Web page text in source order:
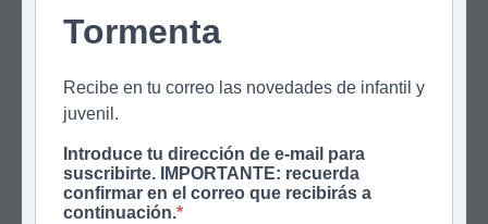
Tormenta
Recibe en tu correo las novedades de infantil y
juvenil.
Introduce tu dirección de e-mail para
suscribirte. IMPORTANTE: recuerda
confirmar en el correo que recibirás a
continuación.